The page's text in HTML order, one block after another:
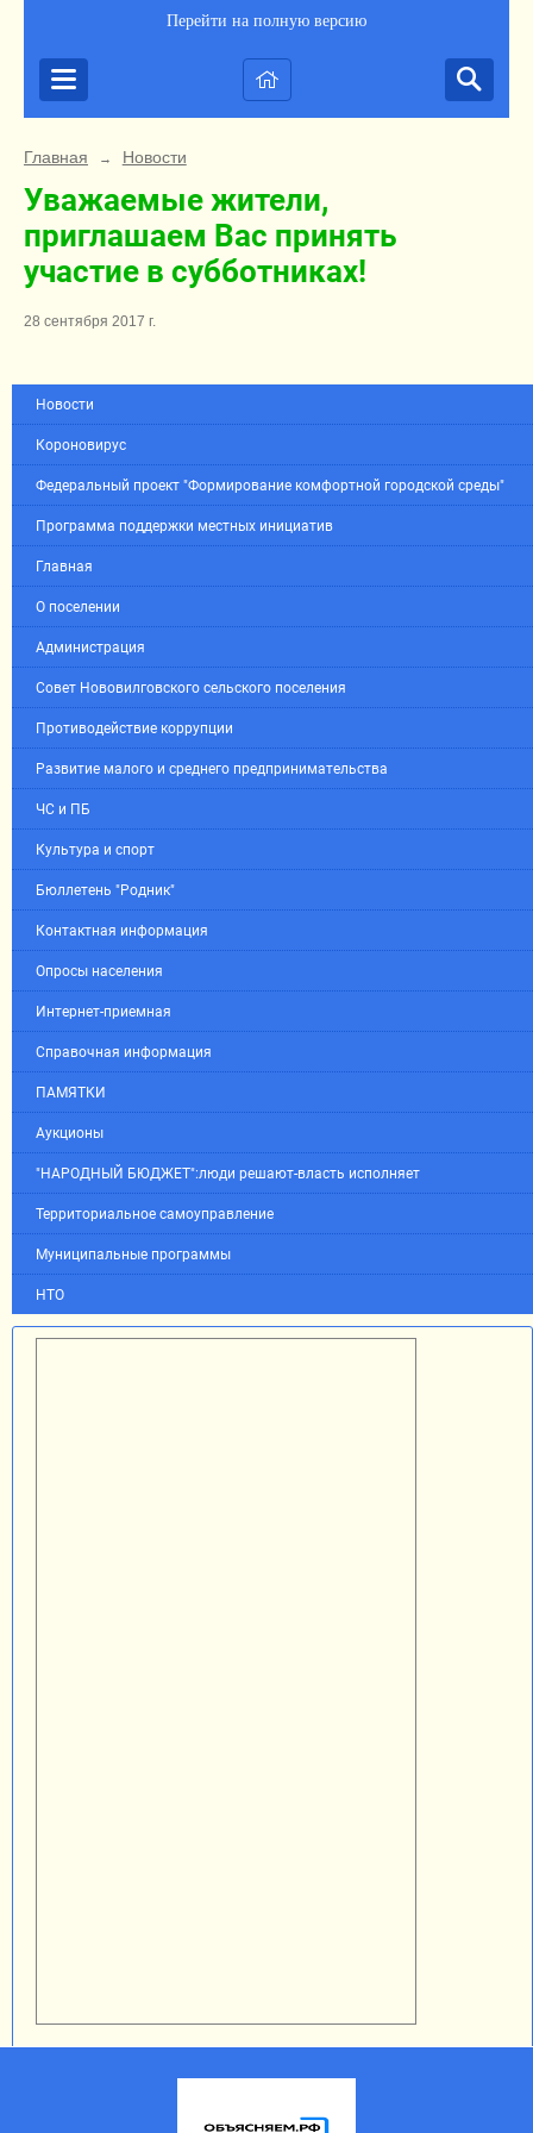
Перейти на полную версию
Главная → Новости
Уважаемые жители,
приглашаем Вас принять
участие в субботниках!
28 сентября 2017 г.
Новости
Короновирус
Федеральный проект "Формирование комфортной городской среды"
Программа поддержки местных инициатив
Главная
О поселении
Администрация
Совет Нововилговского сельского поселения
Противодействие коррупции
Развитие малого и среднего предпринимательства
ЧС и ПБ
Культура и спорт
Бюллетень "Родник"
Контактная информация
Опросы населения
Интернет-приемная
Справочная информация
ПАМЯТКИ
Аукционы
"НАРОДНЫЙ БЮДЖЕТ":люди решают-власть исполняет
Территориальное самоуправление
Муниципальные программы
НТО